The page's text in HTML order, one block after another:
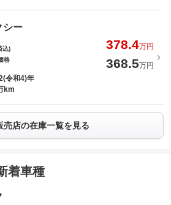
シー
込)
378.4万円
格
368.5万円
令和4)年
km
売店の在庫一覧を見る
着車種